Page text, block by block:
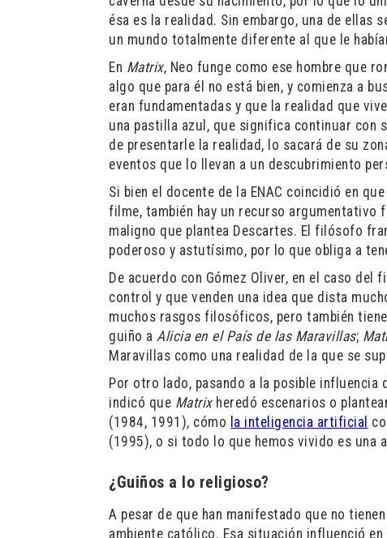
ésa es la realidad. Sin embargo, una de ellas
un mundo totalmente diferente al que le
En Matrix, Neo funge como ese hombre que
algo que para él no está bien, y comienza a
eran fundamentadas y que la realidad que
una pastilla azul, que significa continuar con
de presentarle la realidad, lo sacará de su
eventos que lo llevan a un descubrimiento
Si bien el docente de la ENAC coincidió en
filme, también hay un recurso
maligno que plantea Descartes. El filósofo
poderoso y astutísimo, por lo que obliga a
De acuerdo con Gómez Oliver, en el caso del
control y que venden una idea que dista
muchos rasgos filosóficos, pero también
guiño aAlicia en el País de las Maravillas;
Maravillas como una realidad de la que se
Por otro lado, pasando a la posible
indicó que Matrixheredó escenarios o
(1984, 1991), cómo la inteligencia artificial
(1995), o si todo lo que hemos vivido es una
¿Guiños a lo religioso?
A pesar de que han manifestado que no
ambiente católico. Esa situación influenció